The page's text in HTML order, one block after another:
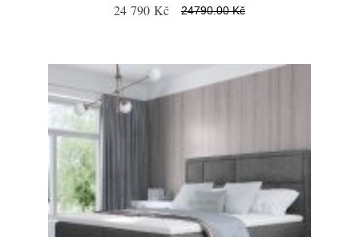
24 790 Kč 24790.00 Kč